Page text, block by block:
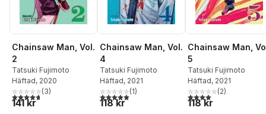
Chainsaw Man, Vol.
2
Tatsuki Fujimoto
Häftad, 2020
4,7utav 5 stjärnor. Totalt antal röster:
(3)
141 kr
Chainsaw Man, Vol.
4
Tatsuki Fujimoto
Häftad, 2021
5,0utav 5 stjärnor. Totalt antal röster:
(1)
118 kr
Chainsaw Man,
5
Tatsuki Fujimoto
Häftad, 2021
4,0utav 5 stjärnor.
(2)
118 kr